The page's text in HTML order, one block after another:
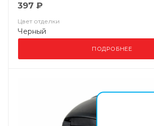
397 ₽
Цвет отделки
Черный
ПОДРОБНЕЕ